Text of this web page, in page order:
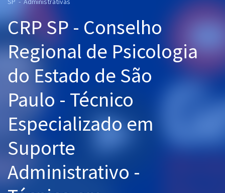
Cursos 20% OFF
Pós
Graduação
OAB
Questões grátis
CRP SP - Conselho
Regional de Psicologia
do Estado de São
Paulo - Técnico
Especializado em
Suporte
Administrativo -